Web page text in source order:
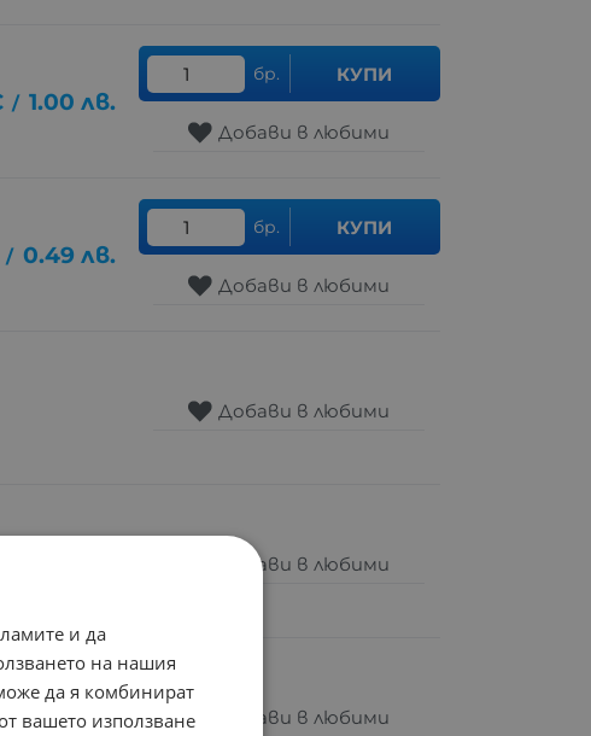
/ 1.00 лв.
бр. КУПИ
Добави в любими
/ 0.49 лв.
бр. КУПИ
Добави в любими
Добави в любими
Добави в любими
Добави в любими
и да
на нашия
да я комбинират
вашето използване